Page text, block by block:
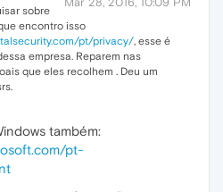
sobre
encontro isso
pt/privacy/, esse é
empresa. Reparem nas
que eles recolhem . Deu um
também:
pt-